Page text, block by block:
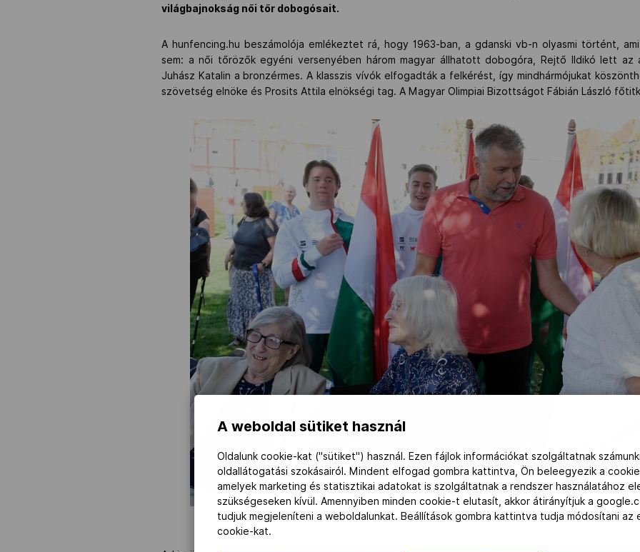
világbajnokság női tőr dobogósait.
A hunfencing.hu beszámolója emlékeztet rá, hogy 1963-ban, a gdanski vb-n olyasmi történt,
sem: a női tőrözők egyéni versenyében három magyar állhatott dobogóra, Rejtő Ildikó lett az
Juhász Katalin a bronzérmes. A klasszis vívók elfogadták a felkérést, így mindhármójukat
szövetség elnöke és Prosits Attila elnökségi tag. A Magyar Olimpiai Bizottságot Fábián László
MOB-Média/Szalmás Péter
A weboldal sütiket használ
Oldalunk cookie-kat ("sütiket") használ. Ezen fájlok információkat szolgáltatnak
oldallátogatási szokásairól. Mindent elfogad gombra kattintva, Ön beleegyezik a
amelyek marketing és statisztikai adatokat is szolgáltatnak a rendszer használatához
szükségeseken kívül. Amennyiben minden cookie-t elutasít, akkor átirányítjuk a
tudjuk megjeleníteni a weboldalunkat. Beállítások gombra kattintva tudja módosítani
cookie-kat.